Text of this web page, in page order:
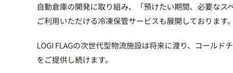
自動倉庫の開発に取り組み、「預けたい期間、必要なス
ご利用いただける冷凍保管サービスも展開しております。
LOGI FLAGの次世代型物流施設は将来に渡り、コールド
をご提供し続けます。